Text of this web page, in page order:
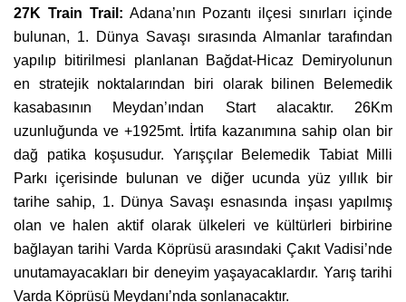
27K Train Trail: Adana’nın Pozantı ilçesi sınırları içinde
bulunan, 1. Dünya Savaşı sırasında Almanlar tarafından
yapılıp bitirilmesi planlanan Bağdat-Hicaz Demiryolunun
en stratejik noktalarından biri olarak bilinen Belemedik
kasabasının Meydan’ından Start alacaktır. 26Km
uzunluğunda ve +1925mt. İrtifa kazanımına sahip olan bir
dağ patika koşusudur. Yarışçılar Belemedik Tabiat Milli
Parkı içerisinde bulunan ve diğer ucunda yüz yıllık bir
tarihe sahip, 1. Dünya Savaşı esnasında inşası yapılmış
olan ve halen aktif olarak ülkeleri ve kültürleri birbirine
bağlayan tarihi Varda Köprüsü arasındaki Çakıt Vadisi’nde
unutamayacakları bir deneyim yaşayacaklardır. Yarış tarihi
Varda Köprüsü Meydanı’nda sonlanacaktır.